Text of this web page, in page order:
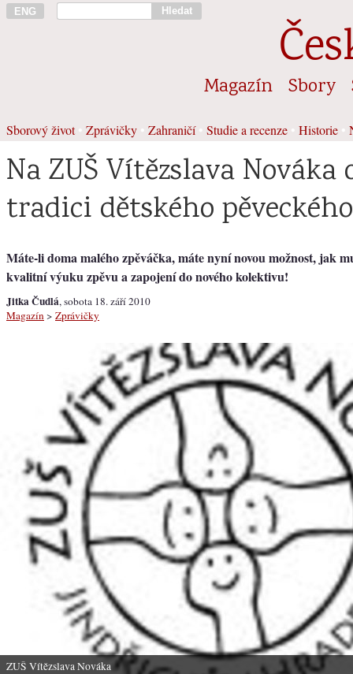
ENG Hledat
Magazín Sbory
Sborový život• Zprávičky Zahraničí• Studie a recenze Historie
Na ZUŠ Vítězslava
tradici dětského
Máte-li doma malého zpěváčka, máte nyní novou možnost, jak
kvalitní výuku zpěvu a zapojení do nového kolektivu!
Jitka Čudlá, sobota 18. září 2010
Magazín > Zprávičky
ZUŠ Vítězslava Nováka